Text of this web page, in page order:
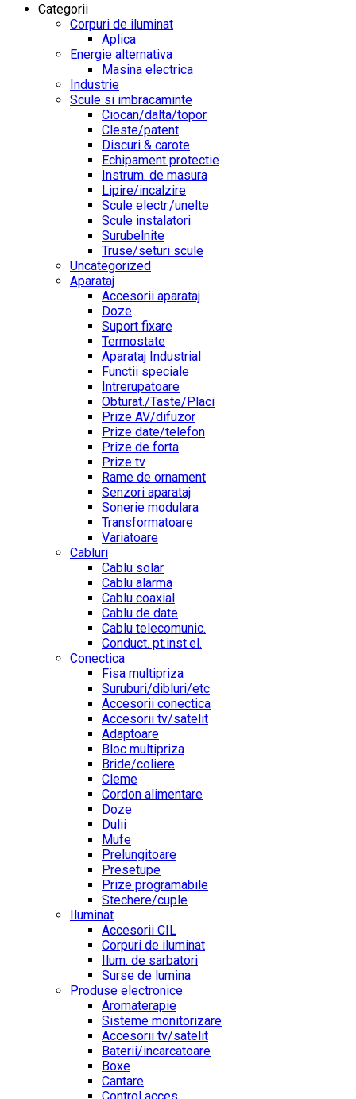
Categorii
Corpuri de iluminat
Aplica
Energie alternativa
Masina electrica
Industrie
Scule si imbracaminte
Ciocan/dalta/topor
Cleste/patent
Discuri & carote
Echipament protectie
Instrum. de masura
Lipire/incalzire
Scule electr./unelte
Scule instalatori
Surubelnite
Truse/seturi scule
Uncategorized
Aparataj
Accesorii aparataj
Doze
Suport fixare
Termostate
Aparataj Industrial
Functii speciale
Intrerupatoare
Obturat./Taste/Placi
Prize AV/difuzor
Prize date/telefon
Prize de forta
Prize tv
Rame de ornament
Senzori aparataj
Sonerie modulara
Transformatoare
Variatoare
Cabluri
Cablu solar
Cablu alarma
Cablu coaxial
Cablu de date
Cablu telecomunic.
Conduct. pt.inst.el.
Conectica
Fisa multipriza
Suruburi/dibluri/etc
Accesorii conectica
Accesorii tv/satelit
Adaptoare
Bloc multipriza
Bride/coliere
Cleme
Cordon alimentare
Doze
Dulii
Mufe
Prelungitoare
Presetupe
Prize programabile
Stechere/cuple
Iluminat
Accesorii CIL
Corpuri de iluminat
Ilum. de sarbatori
Surse de lumina
Produse electronice
Aromaterapie
Sisteme monitorizare
Accesorii tv/satelit
Baterii/incarcatoare
Boxe
Cantare